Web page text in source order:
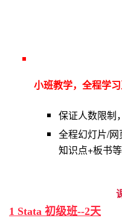
小班教学，全程学
保证人数限制
全程幻灯片/
知识点+板书
1 Stata 初级班--2天